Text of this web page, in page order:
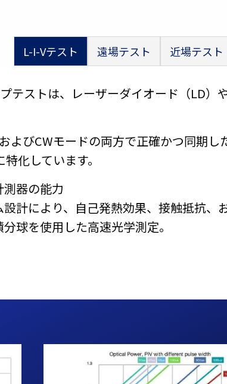
L-I-Vテスト 遠場テスト 近場テスト
ストは、レーザーダイオード（LD）
よびCWモードの両方で正確かつ同期
化しています。
器の能力
計により、自己発熱効果、接触抵抗、
球を使用した高速光学測定。